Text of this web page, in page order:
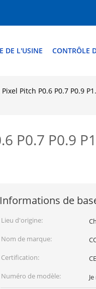
DE L'USINE CONTRÔLE
Pitch P0.6 P0.7 P0.9
P0.7 P0.9
Informations de
Lieu d'origine:
Nom de marque:
Certification:
Numéro de modèle: